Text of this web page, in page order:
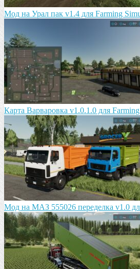
Мод на Урал пак v1.4 для Farming
Карта Варваровка v1.0.1.0 для
Мод на МАЗ 555026 пeрeдeлка v1.0